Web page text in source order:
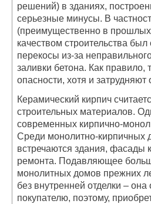
решений) в зданиях,
серьезные минусы. В
(преимущественно в прошлых
качеством строительства
перекосы из-за
заливки бетона. Как
опасности, хотя и
Керамический кирпич
строительных материалов.
современных кирпично-
Среди монолитно-кирпичных
встречаются здания, фасады
ремонта. Подавляющее
монолитных домов прежних
без внутренней отделки –
покупателю, поэтому,